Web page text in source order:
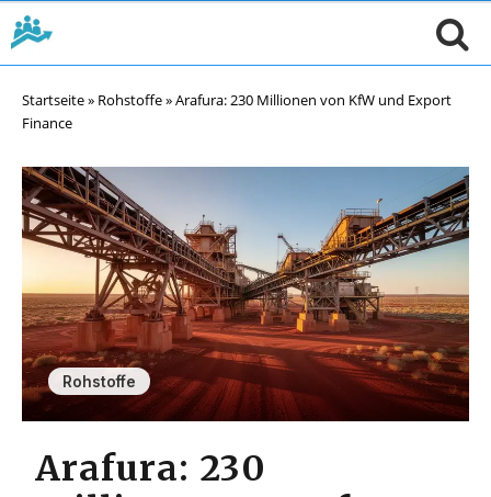
Startseite» Rohstoffe»Arafura: 230 Millionen von KfW und Export
Finance
Rohstoffe
Arafura: 230